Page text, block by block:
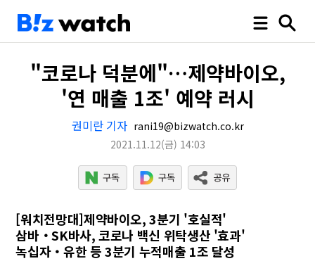
"코로나 덕분에"…제약바이오,
'연 매출 1조' 예약 러시
권미란 기자 rani19@bizwatch.co.kr
2021.11.12(금) 14:03
[워치전망대]제약바이오, 3분기 '호실적'
삼바‧SK바사, 코로나 백신 위탁생산 '효과'
녹십자‧유한 등 3분기 누적매출 1조 달성